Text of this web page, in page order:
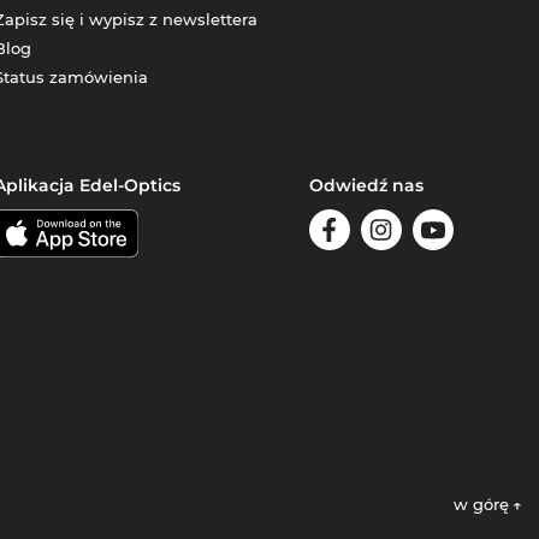
się i wypisz z newslettera
zamówienia
Edel-Optics Odwiedź nas
w górę